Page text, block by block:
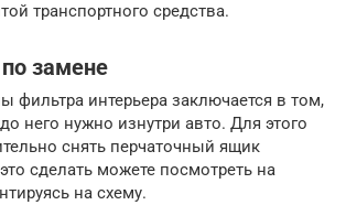
транспортного средства.
замене
фильтра интерьера заключается в том,
него нужно изнутри авто. Для этого
снять перчаточный ящик
сделать можете посмотреть на
на схему.